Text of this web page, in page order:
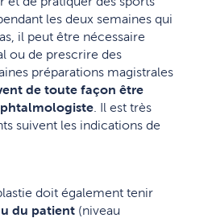
les deux semaines qui
il peut être nécessaire
ou de prescrire des
préparations magistrales
de toute façon être
. Il est très
suivent les indications de
doit également tenir
du patient (niveau